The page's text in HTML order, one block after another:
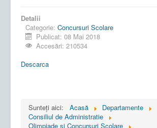
Detalii
Categorie: Concursuri Scolare
Publicat: 08 Mai 2018
Accesări: 210534
Descarca
Sunteți aici: Acasă
Departamente
Consiliul de Administratie
Olimpiade si Concursuri Scolare